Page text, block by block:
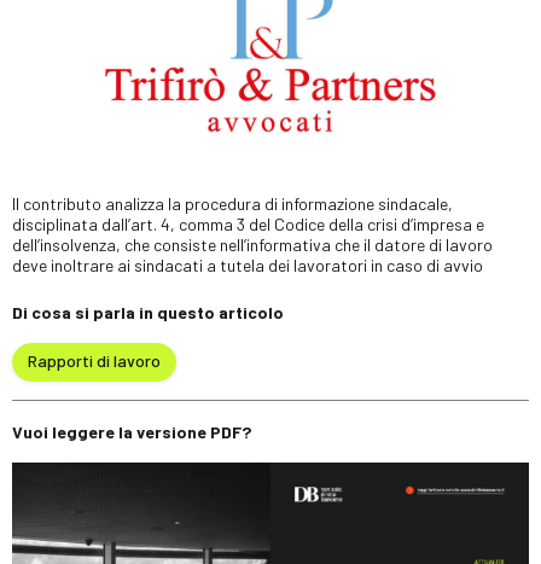
Il contributo analizza la procedura di informazione sindacale,
disciplinata dall’art. 4, comma 3 del Codice della crisi d’impresa e
dell’insolvenza, che consiste nell’informativa che il datore di lavoro
deve inoltrare ai sindacati a tutela dei lavoratori in caso di avvio
Di cosa si parla in questo articolo
Rapporti di lavoro
Vuoi leggere la versione PDF?